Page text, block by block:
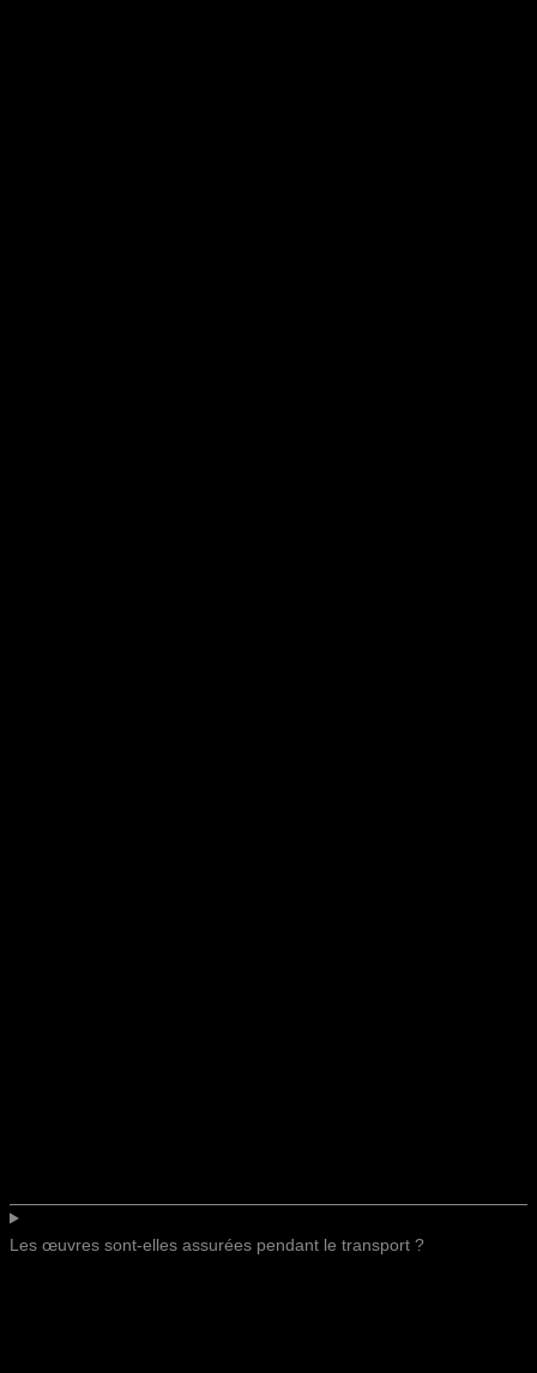
Les œuvres sont-elles assurées pendant le transport ?